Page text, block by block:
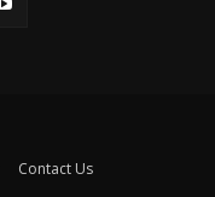
Contact Us